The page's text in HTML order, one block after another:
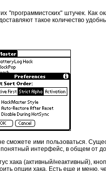
штучек. Как
такое количество
ими пользоваться.
интерфейс, в общем от
хака (активный/неактивный),
опции хака. Есть еще и меню,